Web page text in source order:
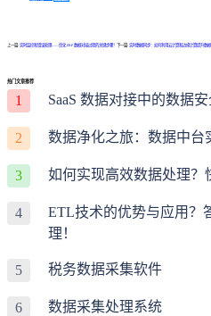
上一篇: 实时监控和错误处理——优化 ERP 数据对接过程的关键步骤！ 下一篇: 实时数据同步：如何利用云计算和边缘计算提升数据
热门文章推荐
1 SaaS 数据对接中的数据
2 数据净化之旅：数据中台
3 如何实现高效数据处理？
4
ETL技术的优势与应用？
理！
5 税务数据采集软件
6 数据采集处理系统